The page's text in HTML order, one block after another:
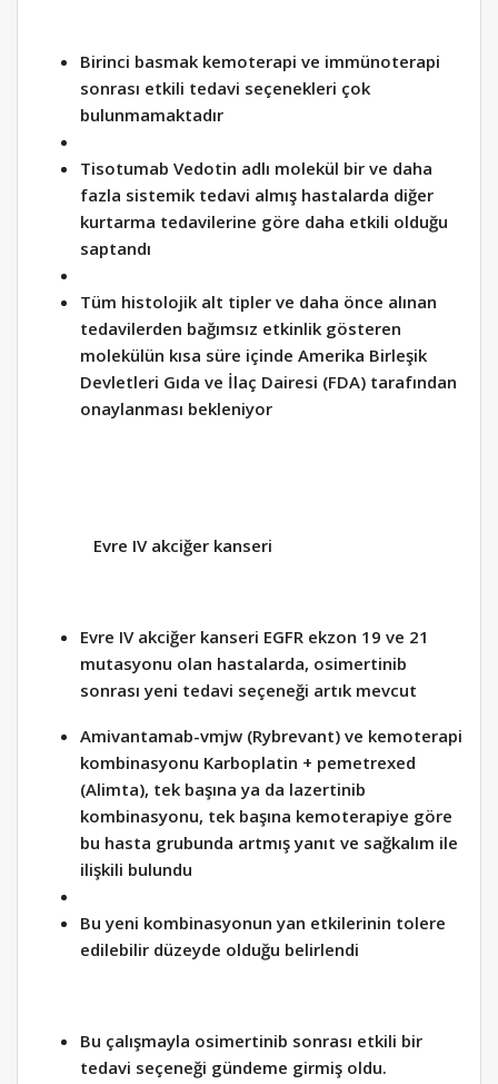
Birinci basmak kemoterapi ve immünoterapi
sonrası etkili tedavi seçenekleri çok
bulunmamaktadır
Tisotumab Vedotin adlı molekül bir ve daha
fazla sistemik tedavi almış hastalarda diğer
kurtarma tedavilerine göre daha etkili olduğu
saptandı
Tüm histolojik alt tipler ve daha önce alınan
tedavilerden bağımsız etkinlik gösteren
molekülün kısa süre içinde Amerika Birleşik
Devletleri Gıda ve İlaç Dairesi (FDA) tarafından
onaylanması bekleniyor
Evre IV akciğer kanseri
Evre IV akciğer kanseri EGFR ekzon 19 ve 21
mutasyonu olan hastalarda, osimertinib
sonrası yeni tedavi seçeneği artık mevcut
Amivantamab-vmjw (Rybrevant) ve kemoterapi
kombinasyonu Karboplatin + pemetrexed
(Alimta), tek başına ya da lazertinib
kombinasyonu, tek başına kemoterapiye göre
bu hasta grubunda artmış yanıt ve sağkalım ile
ilişkili bulundu
Bu yeni kombinasyonun yan etkilerinin tolere
edilebilir düzeyde olduğu belirlendi
Bu çalışmayla osimertinib sonrası etkili bir
tedavi seçeneği gündeme girmiş oldu.